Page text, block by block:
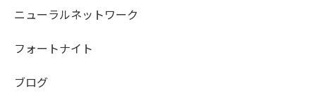
ニューラルネットワーク
フォートナイト
ブログ